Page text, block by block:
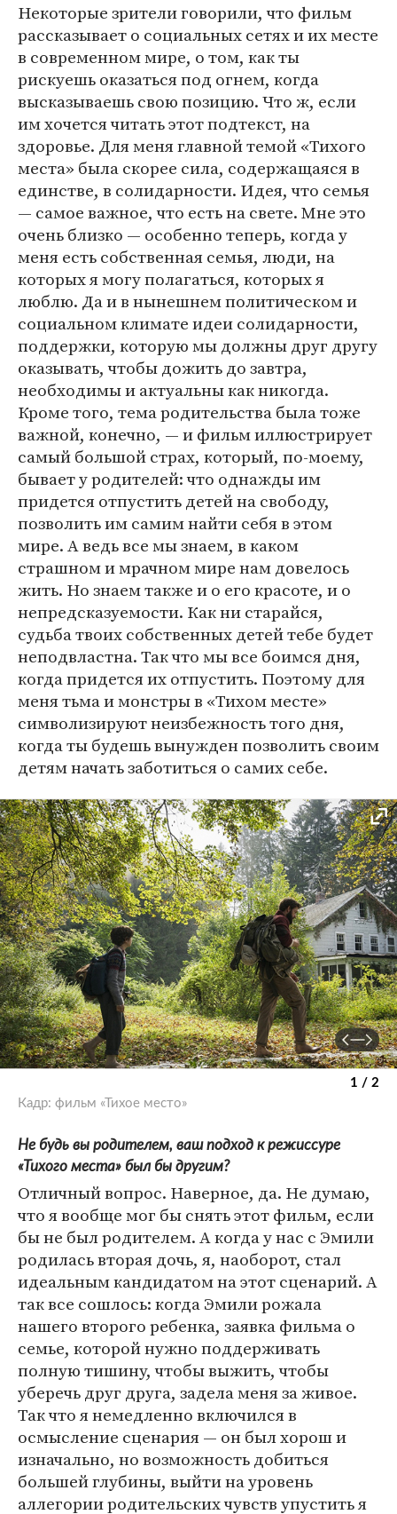
Некоторые зрители говорили, что фильм
рассказывает о социальных сетях и их месте
в современном мире, о том, как ты
рискуешь оказаться под огнем, когда
высказываешь свою позицию. Что ж, если
им хочется читать этот подтекст, на
здоровье. Для меня главной темой «Тихого
места» была скорее сила, содержащаяся в
единстве, в солидарности. Идея, что семья
— самое важное, что есть на свете. Мне это
очень близко — особенно теперь, когда у
меня есть собственная семья, люди, на
которых я могу полагаться, которых я
люблю. Да и в нынешнем политическом и
социальном климате идеи солидарности,
поддержки, которую мы должны друг другу
оказывать, чтобы дожить до завтра,
необходимы и актуальны как никогда.
Кроме того, тема родительства была тоже
важной, конечно, — и фильм иллюстрирует
самый большой страх, который, по-моему,
бывает у родителей: что однажды им
придется отпустить детей на свободу,
позволить им самим найти себя в этом
мире. А ведь все мы знаем, в каком
страшном и мрачном мире нам довелось
жить. Но знаем также и о его красоте, и о
непредсказуемости. Как ни старайся,
судьба твоих собственных детей тебе будет
неподвластна. Так что мы все боимся дня,
когда придется их отпустить. Поэтому для
меня тьма и монстры в «Тихом месте»
символизируют неизбежность того дня,
когда ты будешь вынужден позволить своим
детям начать заботиться о самих себе.
1 / 2
Кадр: фильм «Тихое место»
Не будь вы родителем, ваш подход к режиссуре
«Тихого места» был бы другим?
Отличный вопрос. Наверное, да. Не думаю,
что я вообще мог бы снять этот фильм, если
бы не был родителем. А когда у нас с Эмили
родилась вторая дочь, я, наоборот, стал
идеальным кандидатом на этот сценарий. А
так все сошлось: когда Эмили рожала
нашего второго ребенка, заявка фильма о
семье, которой нужно поддерживать
полную тишину, чтобы выжить, чтобы
уберечь друг друга, задела меня за живое.
Так что я немедленно включился в
осмысление сценария — он был хорош и
изначально, но возможность добиться
большей глубины, выйти на уровень
аллегории родительских чувств упустить я